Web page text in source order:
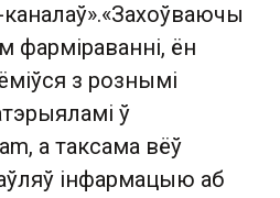
фарміраванні, ён
з рознымі
ў
а таксама вёў
інфармацыю аб